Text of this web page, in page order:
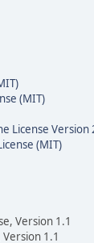
(MIT)
License Version
(MIT)
Version 1.1
1.1